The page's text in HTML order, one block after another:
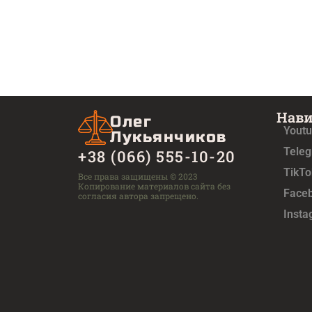
Олег
Лукьянчиков
+38 (066) 555-10-20
Все права защищены © 2023
Копирование материалов сайта без
согласия автора запрещено.